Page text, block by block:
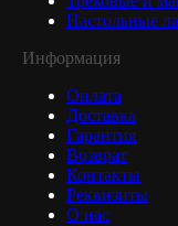
Настольные
Информация
Оплата
Доставка
Гарантия
Возврат
Контакты
Реквизиты
О нас